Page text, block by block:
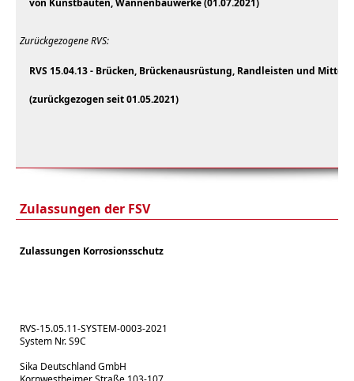
von Kunstbauten, Wannenbauwerke (01.07.2021)
Zurückgezogene RVS:
RVS 15.04.13 - Brücken, Brückenausrüstung, Randleisten und
(zurückgezogen seit 01.05.2021)
Zulassungen der FSV
Zulassungen Korrosionsschutz
RVS-15.05.11-SYSTEM-0003-2021
System Nr. S9C
Sika Deutschland GmbH